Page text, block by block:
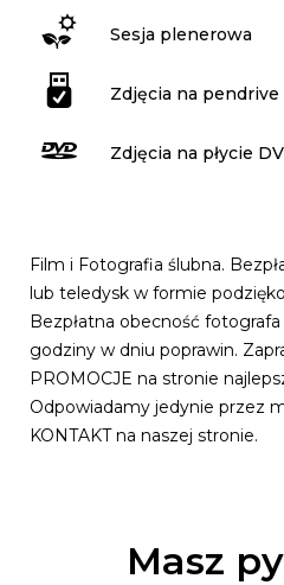
Sesja plenerowa
Zdjęcia na pendrive
Zdjęcia na płycie
Film i Fotografia ślubna.
lub teledysk w formie
Bezpłatna obecność
godziny w dniu poprawin.
PROMOCJE na stronie
Odpowiadamy jedynie przez
KONTAKT na naszej stronie.
Masz